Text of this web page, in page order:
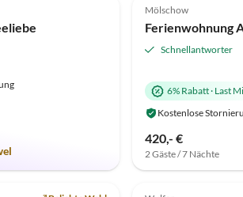
Mölschow
Ferienwohnung
Schnellantworter
6% Rabatt· Last
Kostenlose
420,- €
2 Gäste / 7 Nächte
Top-Inserat